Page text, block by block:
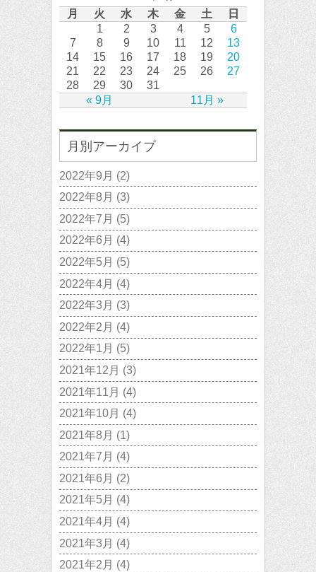
月 火 水 木 金 土 日
« 9月 11月 »
1 2 3 4 5
6
7
8 9 10 11 12
13
14
15 16 17 18 19
20
21
22 23 24 25 26
27
28
29 30 31
月別アーカイブ
2022年9月 (2)
2022年8月 (3)
2022年7月 (5)
2022年6月 (4)
2022年5月 (5)
2022年4月 (4)
2022年3月 (3)
2022年2月 (4)
2022年1月 (5)
2021年12月 (3)
2021年11月 (4)
2021年10月 (4)
2021年8月 (1)
2021年7月 (4)
2021年6月 (2)
2021年5月 (4)
2021年4月 (4)
2021年3月 (4)
2021年2月 (4)